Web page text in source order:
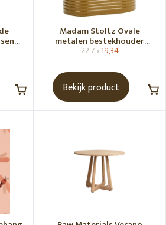
Madam Stoltz Ovale
metalen bestekhouder
Tapenade
22,7519,34
Bekijk product